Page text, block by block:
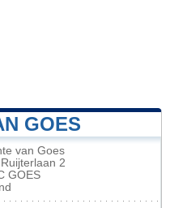
GOES
van Goes
2
GOES